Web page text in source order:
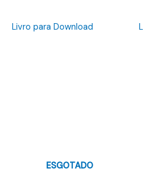
Livro para Download
ESGOTADO